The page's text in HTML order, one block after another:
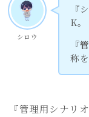
シロウ
『
K。
『
称
『管理用シナリ